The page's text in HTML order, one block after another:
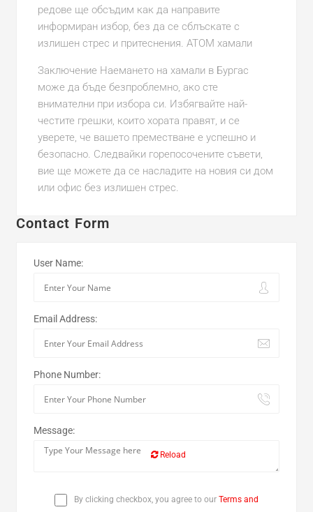
редове ще обсъдим как да направите
информиран избор, без да се сблъскате с
излишен стрес и притеснения. АТОМ хамали
Заключение Наемането на хамали в Бургас
може да бъде безпроблемно, ако сте
внимателни при избора си. Избягвайте най-
честите грешки, които хората правят, и се
уверете, че вашето преместване е успешно и
безопасно. Следвайки горепосочените съвети,
вие ще можете да се насладите на новия си дом
или офис без излишен стрес.
Contact Form
User Name:
Email Address:
Phone Number:
Message:
Reload
By clicking checkbox, you agree to our Terms and